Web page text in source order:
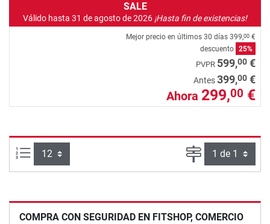
SALE
Válido hasta 31 de agosto de 2026 ¡Hasta fin de existencias!
Mejor precio en últimos 30 días 399,00 €
descuento 25%
PVPR 599,00 €
Antes399,00 €
Ahora 299,00 €
Artículos por página: Página
COMPRA CON SEGURIDAD EN FITSHOP, COMERCIO